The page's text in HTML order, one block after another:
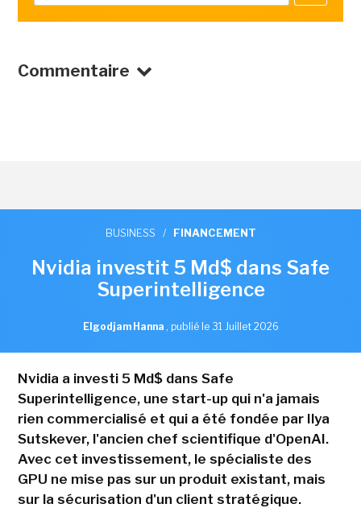
Commentaire
BUSINESS / FINANCEMENT
Nvidia investit 5 Md$ dans Safe
Superintelligence
Elgodjam Hanna , publié le 31 Juillet 2026
Nvidia a investi 5 Md$ dans Safe
Superintelligence, une start-up qui n'a jamais
rien commercialisé et qui a été fondée par Ilya
Sutskever, l'ancien chef scientifique d'OpenAI.
Avec cet investissement, le spécialiste des
GPU ne mise pas sur un produit existant, mais
sur la sécurisation d'un client stratégique.